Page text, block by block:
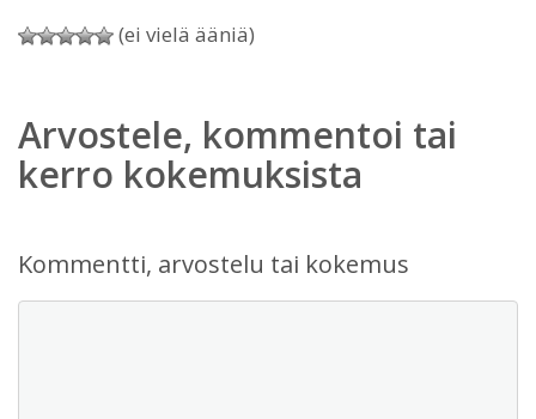
(ei vielä ääniä)
Arvostele, kommentoi tai
kerro kokemuksista
Kommentti, arvostelu tai kokemus